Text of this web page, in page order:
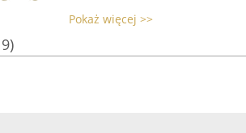
Pokaż więcej >>